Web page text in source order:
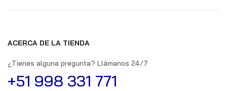
ACERCA DE LA TIENDA
¿Tienes alguna pregunta? Llámanos 24/7
+51 998 331 771